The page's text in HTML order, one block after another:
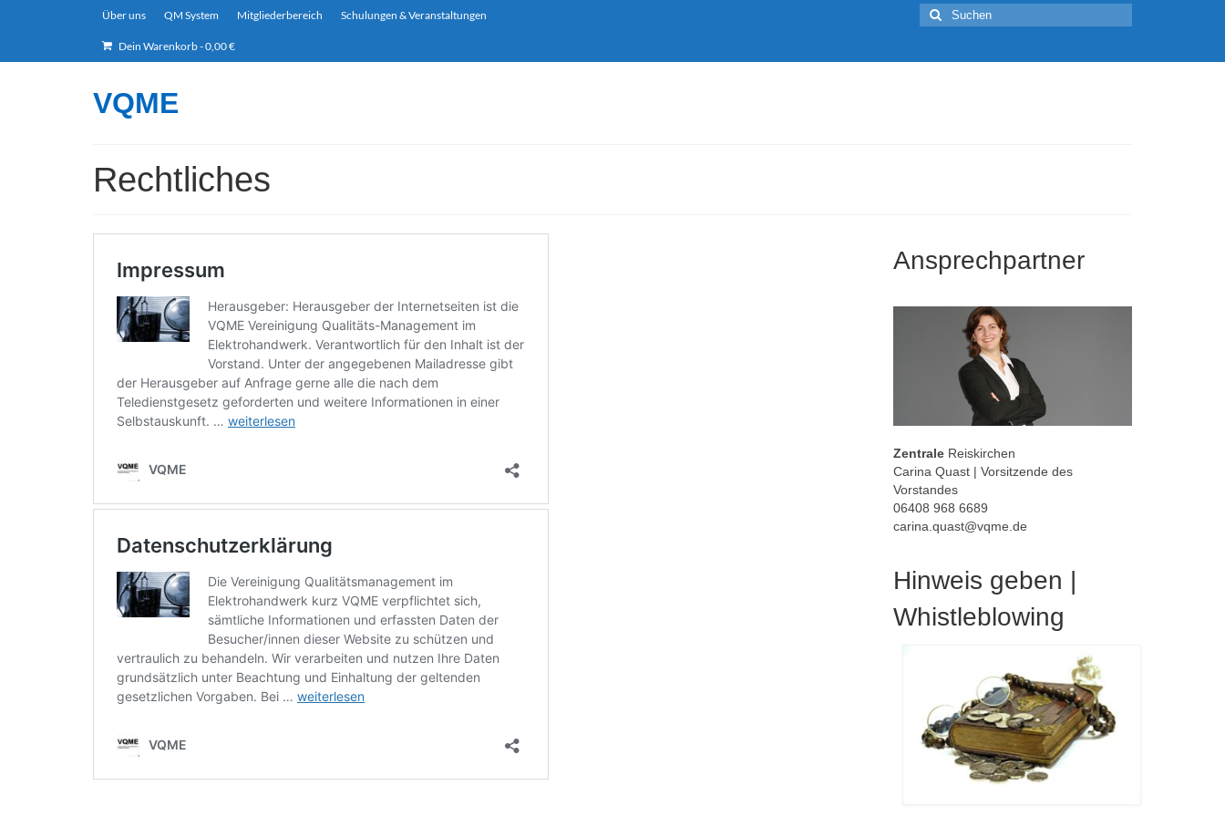
Über uns QM System Mitgliederbereich Schulungen & Veranstaltungen
Dein Warenkorb-0,00€
Suchen
nach:
VQME
Rechtliches
Ansprechpartner
ZentraleReiskirchen
Carina Quast | Vorsitzende des
Vorstandes
06408 968 6689
carina.quast@vqme.de
Hinweis geben |
Whistleblowing